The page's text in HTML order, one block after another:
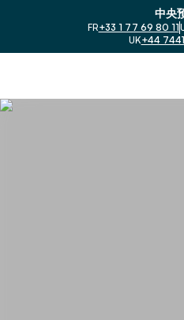
中央
FR+33 1 77 69 80 11
UK+44